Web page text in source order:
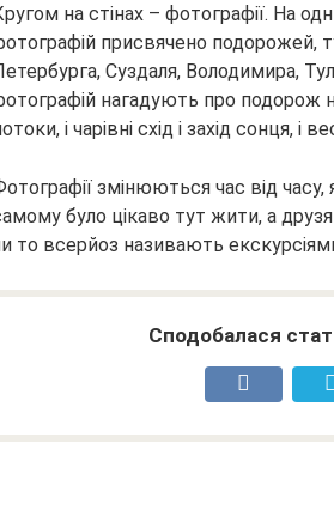
на стінах – фотографії. На
присвячено подорожей,
Суздаля, Володимира,
нагадують про подорож
і чарівні схід і захід сонця, і
змінюються час від
було цікаво тут жити, а
то всерйоз називають
Сподобалася